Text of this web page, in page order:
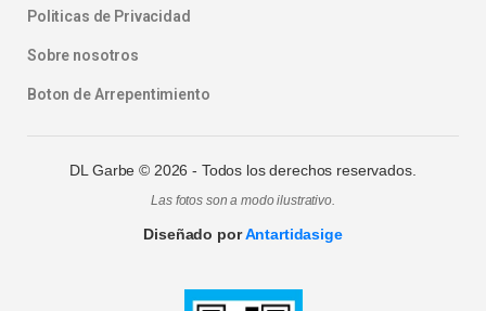
Politicas de Privacidad
Sobre nosotros
Boton de Arrepentimiento
DL Garbe © 2026 - Todos los derechos reservados.
Las fotos son a modo ilustrativo.
Diseñado porAntartidasige